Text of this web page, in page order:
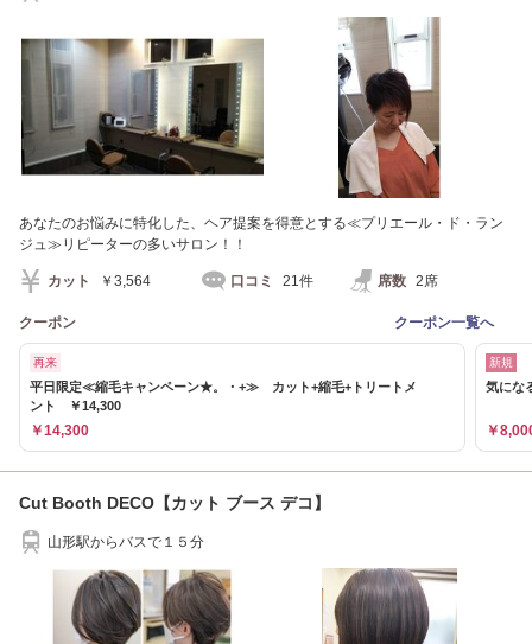
あなたのお悩みに特化した、ヘア提案を得意とする≪プリエール・ド・ラン
ジュ≫リピーターの多いサロン！！
カット ￥3,564 口コミ 21件 席数 2席
クーポン クーポン一覧へ
再来
平日限定≪縮毛キャンペーン★。・+≫ カット+縮毛+トリートメ
ント ￥14,300
￥14,300
新規
気にな
￥
Cut Booth DECO【カット ブース デコ】
山形駅からバスで１５分